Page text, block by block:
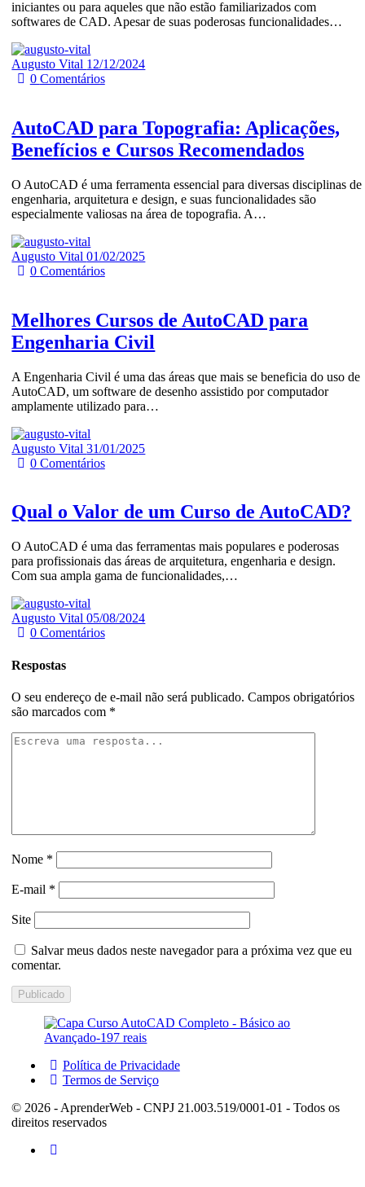
iniciantes ou para aqueles que não estão familiarizados com
softwares de CAD. Apesar de suas poderosas funcionalidades…
Augusto Vital 12/12/2024
0 Comentários
AutoCAD para Topografia: Aplicações,
Benefícios e Cursos Recomendados
O AutoCAD é uma ferramenta essencial para diversas disciplinas de
engenharia, arquitetura e design, e suas funcionalidades são
especialmente valiosas na área de topografia. A…
Augusto Vital01/02/2025
0 Comentários
Melhores Cursos de AutoCAD para
Engenharia Civil
A Engenharia Civil é uma das áreas que mais se beneficia do uso de
AutoCAD, um software de desenho assistido por computador
amplamente utilizado para…
Augusto Vital31/01/2025
0 Comentários
Qual o Valor de um Curso de AutoCAD?
O AutoCAD é uma das ferramentas mais populares e poderosas
para profissionais das áreas de arquitetura, engenharia e design.
Com sua ampla gama de funcionalidades,…
Augusto Vital05/08/2024
0 Comentários
Respostas
O seu endereço de e-mail não será publicado. Campos obrigatórios
são marcados com *
Nome *
E-mail *
Site
Salvar meus dados neste navegador para a próxima vez que eu
comentar.
Política de Privacidade
Termos de Serviço
© 2026 - AprenderWeb - CNPJ 21.003.519/0001-01 - Todos os
direitos reservados